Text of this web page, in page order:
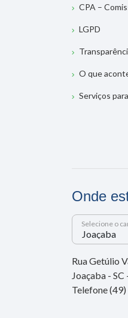
CPA –
LGPD
O que
Serviços
Onde
Selecione o
Rua Getúlio
Joaçaba -
Telefone